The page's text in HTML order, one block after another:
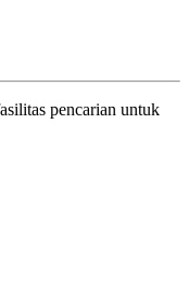
pencarian untuk